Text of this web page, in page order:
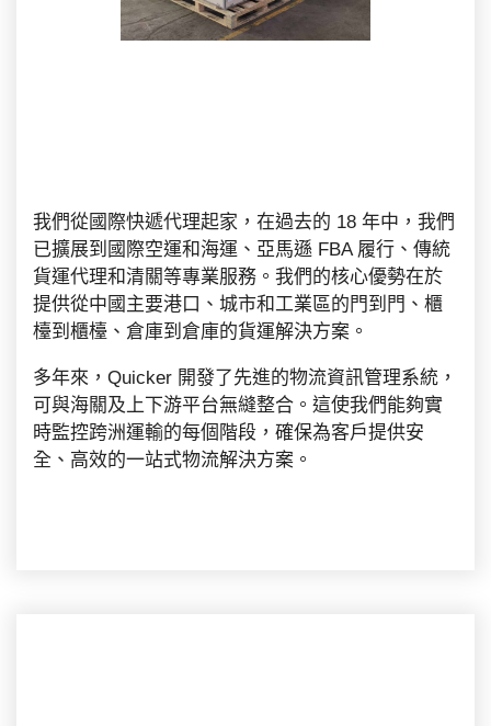
我們從國際快遞代理起家，在過去的 18 年中，我們
已擴展到國際空運和海運、亞馬遜 FBA 履行、傳統
貨運代理和清關等專業服務。我們的核心優勢在於
提供從中國主要港口、城市和工業區的門到門、櫃
檯到櫃檯、倉庫到倉庫的貨運解決方案。
多年來，Quicker 開發了先進的物流資訊管理系統，
可與海關及上下游平台無縫整合。這使我們能夠實
時監控跨洲運輸的每個階段，確保為客戶提供安
全、高效的一站式物流解決方案。